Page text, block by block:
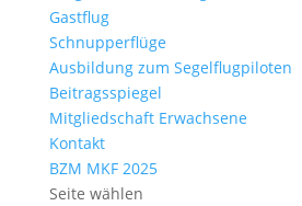
Gastflug
Schnupperflüge
Ausbildung zum Segelflugpiloten
Beitragsspiegel
Mitgliedschaft Erwachsene
Kontakt
BZM MKF 2025
Seite wählen